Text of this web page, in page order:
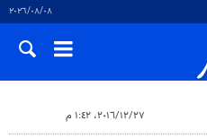
٠٨‏/٠٨‏/٢٠٢٦
٢٧‏/١٢‏/٢٠١٦، ١:٤٢ م